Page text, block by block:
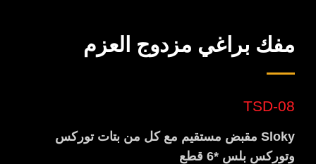
للتشغيل، والتدوير، والطحن
مفك براغي مزدوج العزم
TSD-08
Sloky مقبض مستقيم مع كل من بتات توركس
وتوركس بلس *6 قطع